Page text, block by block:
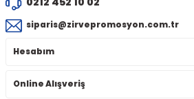
siparis@zirvepromosyon.com.tr
Hesabım
Online Alışveriş